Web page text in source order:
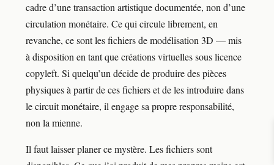
cadre d’une transaction artistique documentée, non d’une
circulation monétaire. Ce qui circule librement, en
revanche, ce sont les fichiers de modélisation 3D — mis
à disposition en tant que créations virtuelles sous licence
copyleft. Si quelqu’un décide de produire des pièces
physiques à partir de ces fichiers et de les introduire dans
le circuit monétaire, il engage sa propre responsabilité,
non la mienne.
Il faut laisser planer ce mystère. Les fichiers sont